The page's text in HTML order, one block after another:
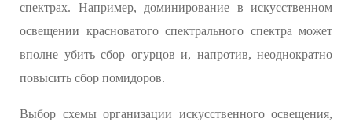
спектрах. Например, доминирование в искусственном
освещении красноватого спектрального спектра может
вполне убить сбор огурцов и, напротив, неоднократно
повысить сбор помидоров.
Выбор схемы организации искусственного освещения,